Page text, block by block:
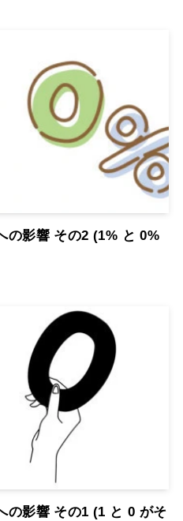
の影響 その2 (1% と 0%
の影響 その1 (1 と 0 がそ